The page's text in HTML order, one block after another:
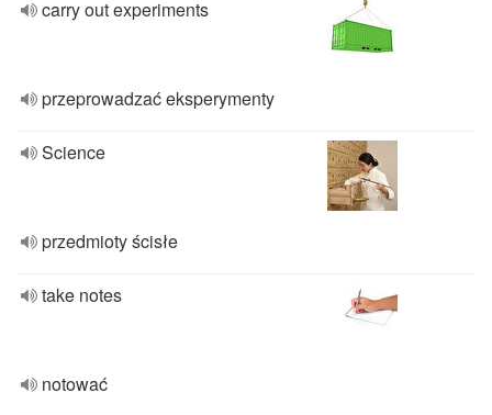
carry out experiments
przeprowadzać eksperymenty
Science
przedmioty ścisłe
take notes
notować